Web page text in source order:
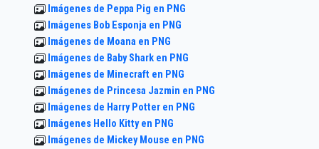
Imágenes de Peppa Pig en PNG
Imágenes Bob Esponja en PNG
Imágenes de Moana en PNG
Imágenes de Baby Shark en PNG
Imágenes de Minecraft en PNG
Imágenes de Princesa Jazmin en PNG
Imágenes de Harry Potter en PNG
Imágenes Hello Kitty en PNG
Imágenes de Mickey Mouse en PNG